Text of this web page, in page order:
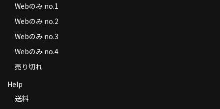
Webのみ no.1
Webのみ no.2
Webのみ no.3
Webのみ no.4
売り切れ
Help
送料